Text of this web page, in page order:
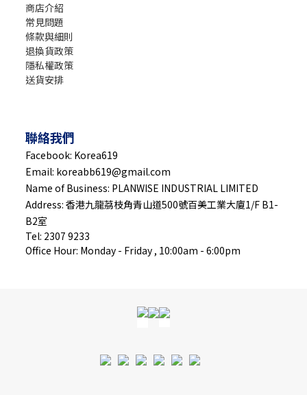
商店介紹
常見問題
條款與細則
退換貨政策
隱私權政策
送貨安排
聯絡我們
Facebook: Korea619
Email: koreabb619@gmail.com
Name of Business: PLANWISE INDUSTRIAL LIMITED
Address: 香港九龍茘枝角青山道500號百美工業大廈1/F B1-
B2室
Tel: 2307 9233
Office Hour: Monday - Friday , 10:00am - 6:00pm